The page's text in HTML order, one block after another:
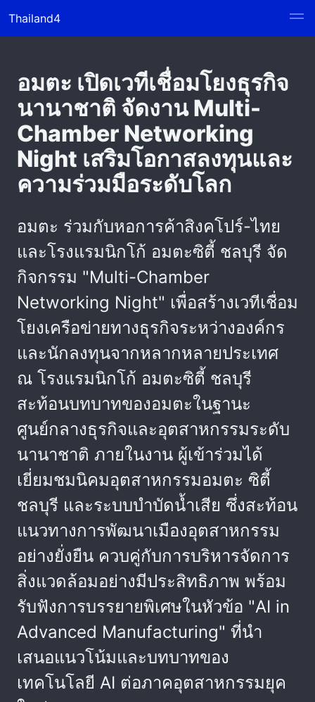
Thailand4
อมตะ เปิดเวทีเชื่อมโยงธุรกิจ
นานาชาติ จัดงาน Multi-
Chamber Networking
Night เสริมโอกาสลงทุนและ
ความร่วมมือระดับโลก
อมตะ ร่วมกับหอการค้าสิงคโปร์-ไทย
และโรงแรมนิกโก้ อมตะซิตี้ ชลบุรี จัด
กิจกรรม "Multi-Chamber
Networking Night" เพื่อสร้างเวทีเชื่อม
โยงเครือข่ายทางธุรกิจระหว่างองค์กร
และนักลงทุนจากหลากหลายประเทศ
ณ โรงแรมนิกโก้ อมตะซิตี้ ชลบุรี
สะท้อนบทบาทของอมตะในฐานะ
ศูนย์กลางธุรกิจและอุตสาหกรรมระดับ
นานาชาติ ภายในงาน ผู้เข้าร่วมได้
เยี่ยมชมนิคมอุตสาหกรรมอมตะ ซิตี้
ชลบุรี และระบบบำบัดน้ำเสีย ซึ่งสะท้อน
แนวทางการพัฒนาเมืองอุตสาหกรรม
อย่างยั่งยืน ควบคู่กับการบริหารจัดการ
สิ่งแวดล้อมอย่างมีประสิทธิภาพ พร้อม
รับฟังการบรรยายพิเศษในหัวข้อ "AI in
Advanced Manufacturing" ที่นำ
เสนอแนวโน้มและบทบาทของ
เทคโนโลยี AI ต่อภาคอุตสาหกรรมยุค